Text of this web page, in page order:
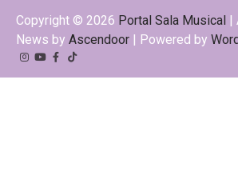
Copyright © 2026 Portal Sala Musical |
News by Ascendoor | Powered by
Instagram
YouTube
Facebook
Tiktok